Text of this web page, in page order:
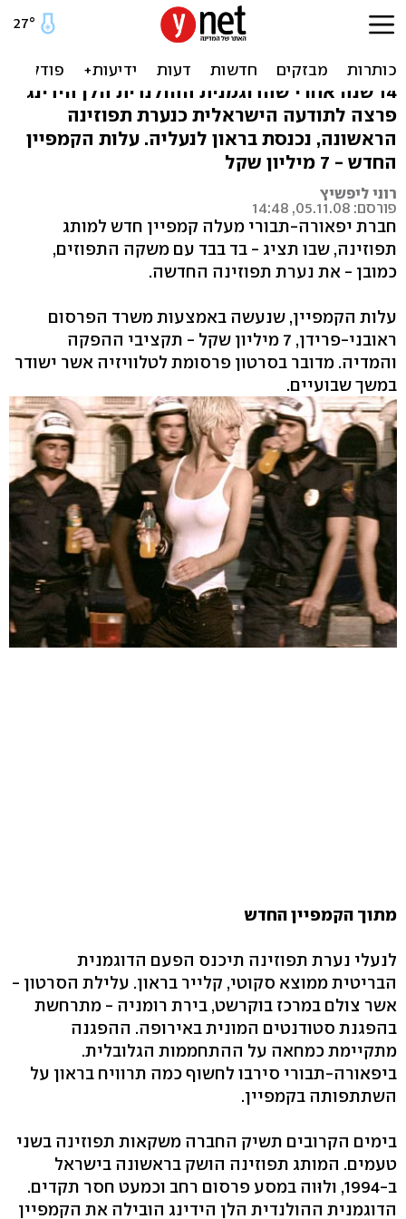
נערת תפוזינה החדשה: קלייר
בראון מסקוטלנד
14 שנה אחרי שהדוגמנית ההולנדית הלן הידינג
פרצה לתודעה הישראלית כנערת תפוזינה
הראשונה, נכנסת בראון לנעליה. עלות הקמפיין
החדש - 7 מיליון שקל
רוני ליפשיץ
פורסם: 05.11.08, 14:48
חברת יפאורה-תבורי מעלה קמפיין חדש למותג
תפוזינה, שבו תציג - בד בבד עם משקה התפוזים,
כמובן - את נערת תפוזינה החדשה.
עלות הקמפיין, שנעשה באמצעות משרד הפרסום
ראובני-פרידן, 7 מיליון שקל - תקציבי ההפקה
והמדיה. מדובר בסרטון פרסומת לטלוויזיה אשר ישודר
במשך שבועיים.
מתוך הקמפיין החדש
לנעלי נערת תפוזינה תיכנס הפעם הדוגמנית
הבריטית ממוצא סקוטי, קלייר בראון. עלילת הסרטון -
אשר צולם במרכז בוקרשט, בירת רומניה - מתרחשת
בהפגנת סטודנטים המונית באירופה. ההפגנה
מתקיימת כמחאה על ההתחממות הגלובלית.
ביפאורה-תבורי סירבו לחשוף כמה תרוויח בראון על
השתתפותה בקמפיין.
בימים הקרובים תשיק החברה משקאות תפוזינה בשני
טעמים. המותג תפוזינה הושק בראשונה בישראל
ב-1994, ולוּוה במסע פרסום רחב וכמעט חסר תקדים.
הדוגמנית ההולנדית הלן הידינג הובילה את הקמפיין